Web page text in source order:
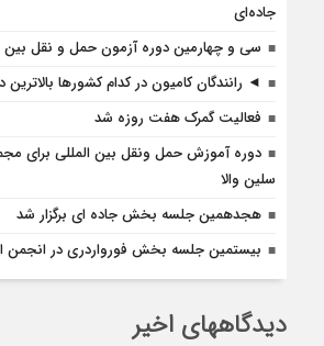
جاده‌ای
سی و چهارمین دوره آزمون حمل و نقل بین
◄ رانندگان کامیون در کدام کشورها بالاترین
فعالیت گمرک هفت روزه شد
دوره آموزش حمل ونقل بین المللی برای
سلین والا
هجدهمین جلسه بخش جاده ای برگزار شد
بیستمین جلسه بخش فورواردری در انجمن
دیدگاههای اخیر